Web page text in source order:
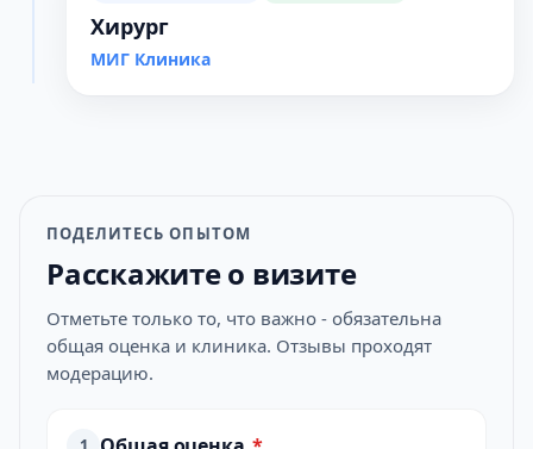
Хирург
МИГ Клиника
ПОДЕЛИТЕСЬ ОПЫТОМ
Расскажите о визите
Отметьте только то, что важно - обязательна
общая оценка и клиника. Отзывы проходят
модерацию.